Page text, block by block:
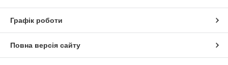
Графік роботи
Повна версія сайту